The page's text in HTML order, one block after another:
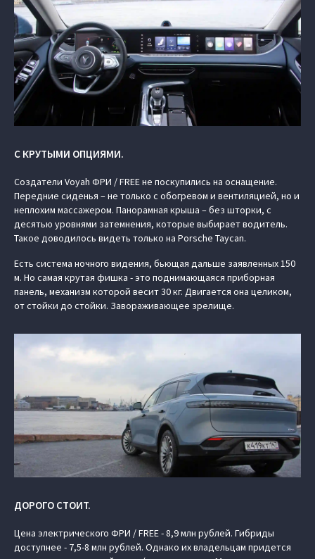
С КРУТЫМИ ОПЦИЯМИ.
Создатели Voyah ФРИ / FREE не поскупились на оснащение.
Передние сиденья – не только с обогревом и вентиляцией, но и
неплохим массажером. Панорамная крыша – без шторки, с
десятью уровнями затемнения, которые выбирает водитель.
Такое доводилось видеть только на Porsche Taycan.
Есть система ночного видения, бьющая дальше заявленных 150
м. Но самая крутая фишка - это поднимающаяся приборная
панель, механизм которой весит 30 кг. Двигается она целиком,
от стойки до стойки. Завораживающее зрелище.
ДОРОГО СТОИТ.
Цена электрического ФРИ / FREE - 8,9 млн рублей. Гибриды
доступнее - 7,5-8 млн рублей. Однако их владельцам придется